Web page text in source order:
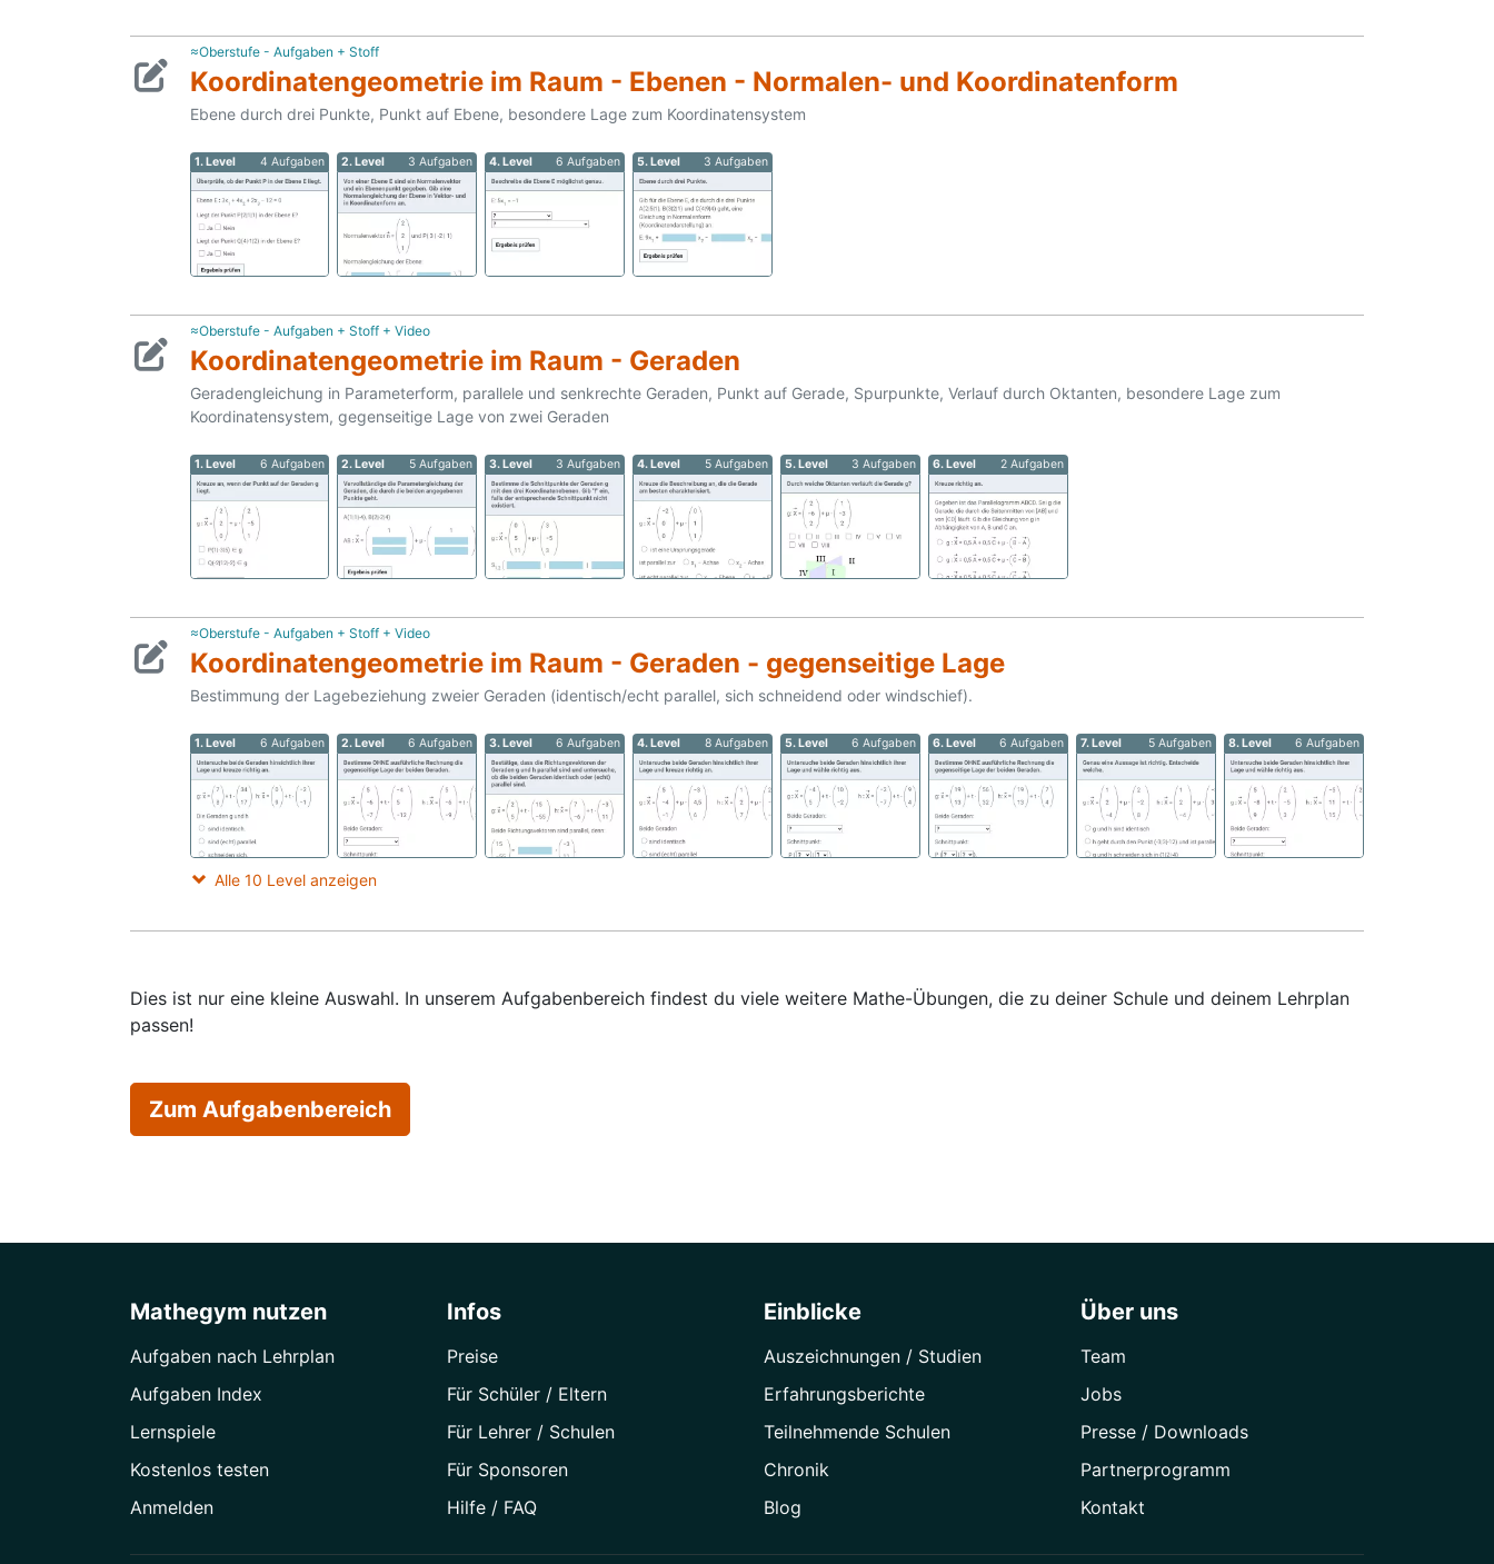
≈Oberstufe - Aufgaben + Stoff
Koordinatengeometrie im Raum - Ebenen - Normalen- und Koordinatenform
Ebene durch drei Punkte, Punkt auf Ebene, besondere Lage zum Koordinatensystem
1. Level 4 Aufgaben 2. Level 3 Aufgaben 4. Level 6 Aufgaben 5. Level 3 Aufgaben
≈Oberstufe - Aufgaben + Stoff + Video
Koordinatengeometrie im Raum - Geraden
Geradengleichung in Parameterform, parallele und senkrechte Geraden, Punkt auf Gerade, Spurpunkte, Verlauf durch Oktanten, besondere Lage zum
Koordinatensystem, gegenseitige Lage von zwei Geraden
1. Level 6 Aufgaben 2. Level 5 Aufgaben 3. Level 3 Aufgaben 4. Level 5 Aufgaben 5. Level 3 Aufgaben 6. Level 2 Aufgaben
≈Oberstufe - Aufgaben + Stoff + Video
Koordinatengeometrie im Raum - Geraden - gegenseitige Lage
Bestimmung der Lagebeziehung zweier Geraden (identisch/echt parallel, sich schneidend oder windschief).
1. Level 6 Aufgaben 2. Level 6 Aufgaben 3. Level 6 Aufgaben 4. Level 8 Aufgaben 5. Level 6 Aufgaben 6. Level 6 Aufgaben 7. Level 5 Aufgaben 8. Level 6 Aufgaben
Alle 10 Level anzeigen
Dies ist nur eine kleine Auswahl. In unserem Aufgabenbereich findest du viele weitere Mathe-Übungen, die zu deiner Schule und deinem Lehrplan
passen!
Zum Aufgabenbereich
Mathegym nutzen
Aufgaben nach Lehrplan
Aufgaben Index
Lernspiele
Kostenlos testen
Anmelden
Infos
Preise
Für Schüler / Eltern
Für Lehrer / Schulen
Für Sponsoren
Hilfe / FAQ
Einblicke
Auszeichnungen / Studien
Erfahrungsberichte
Teilnehmende Schulen
Chronik
Blog
Über uns
Team
Jobs
Presse / Downloads
Partner­programm
Kontakt